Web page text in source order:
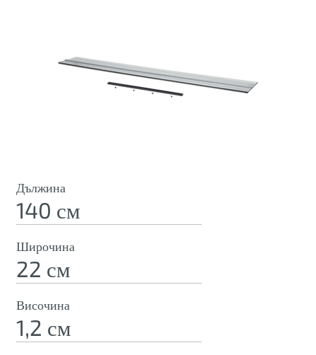
Дължина
140 см
Широчина
22 см
Височина
1,2 см